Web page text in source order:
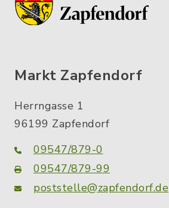
Markt Zapfendorf
Herrngasse 1
96199 Zapfendorf
09547/879-0
09547/879-99
poststelle@zapfendorf.de